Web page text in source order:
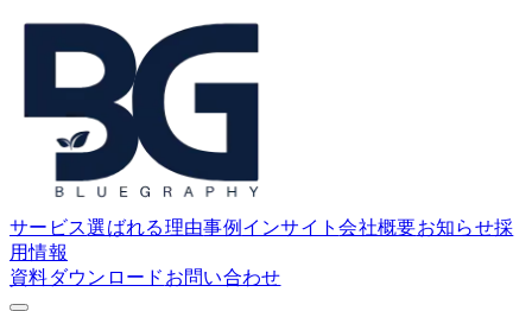
サービス選ばれる理由事例 インサイト会社概要お知らせ採
用情報
資料ダウンロード お問い合わせ